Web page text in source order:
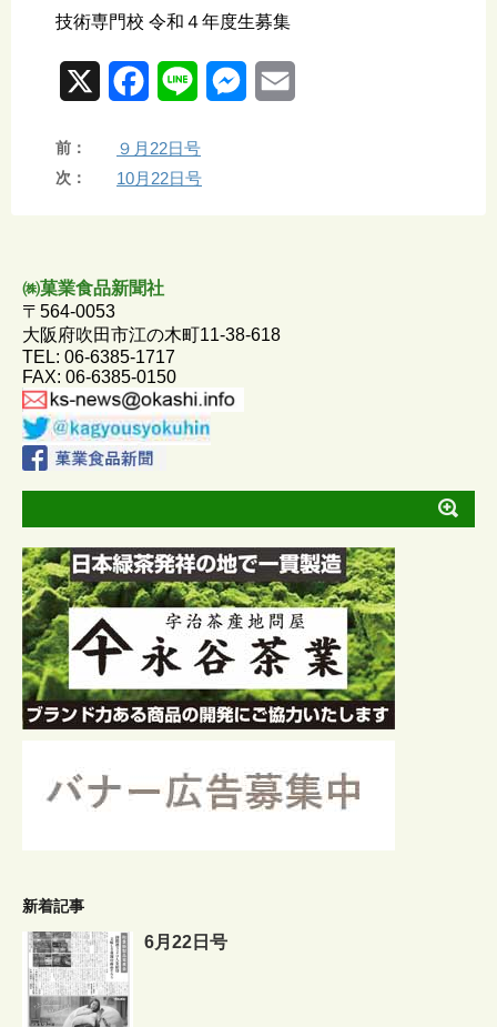
技術専門校 令和４年度生募集
c
o
k
n
前： ９月22日号
次： 10月22日号
㈱菓業食品新聞社
〒564-0053
大阪府吹田市江の木町11-38-618
TEL: 06-6385-1717
FAX: 06-6385-0150
新着記事
6月22日号